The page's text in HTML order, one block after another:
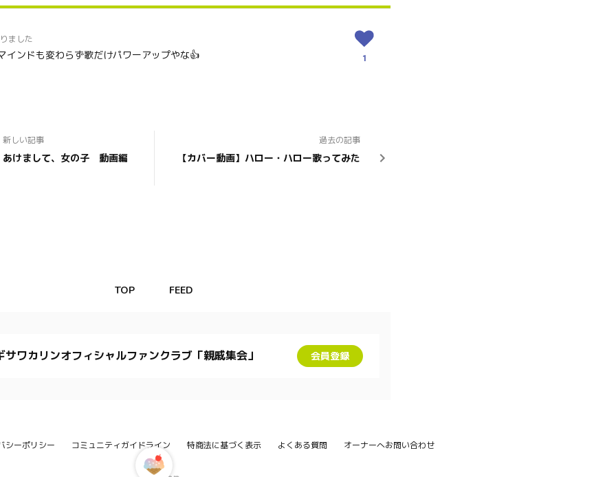
ました
インドも変わらず歌だけパワーアップやな👍 1
新しい記事
あけまして、女の子 動画編
過去の記事
【カバー動画】ハロー・ハロー歌ってみた
TOP FEED
サワカリンオフィシャルファンクラブ「親戚集会」 会員登録
シーポリシー コミュニティガイドライン 特商法に基づく表示 よくある質問 オーナーへお問い合わせ